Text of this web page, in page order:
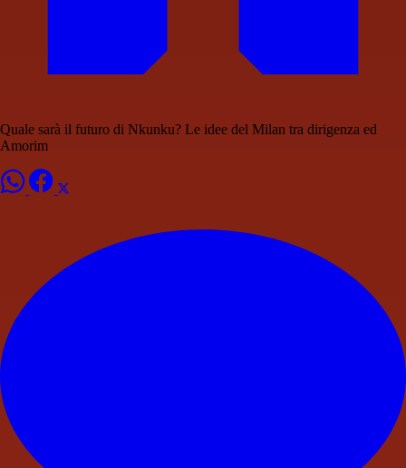
Quale sarà il futuro di Nkunku? Le idee del Milan tra dirigenza ed
Amorim